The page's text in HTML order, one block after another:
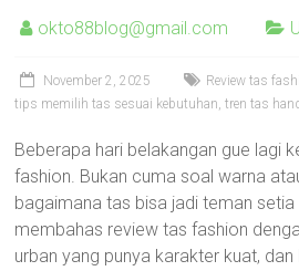
okto88blog@gmail.com
November 2, 2025
Review tas
tips memilih tas sesuai kebutuhan, tren tas
Beberapa hari belakangan gue lagi
fashion. Bukan cuma soal warna
bagaimana tas bisa jadi teman
membahas review tas fashion
urban yang punya karakter kuat,